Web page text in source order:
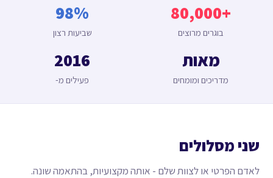
+80,000
בוגרים מרוצים
98%
שביעות רצון
מאות
מדריכים ומומחים
2016
פעילים מ-
שני מסלולים
לאדם הפרטי או לצוות שלם - אותה מקצועיות, בהתאמה שונה.